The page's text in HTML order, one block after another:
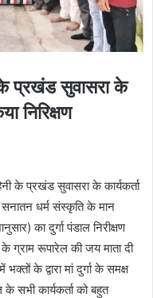
के प्रखंड सुवासरा के
निरिक्षण
के प्रखंड सुवासरा के कार्यकर्ता
सनातन धर्म संस्कृति के मान
का दुर्गा पंडाल निरीक्षण
ग्राम रूपारेल की जय माता दी
के द्वारा मां दुर्गा के समक्ष
सभी कार्यकर्ता को बहुत